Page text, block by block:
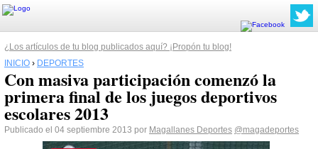
¿Los artículos de tu blog publicados aquí? ¡Propón tu blog!
INICIO › DEPORTES
Con masiva participación comenzó la
primera final de los juegos deportivos
escolares 2013
Publicado el 04 septiembre 2013 por Magallanes Deportes @magadeportes